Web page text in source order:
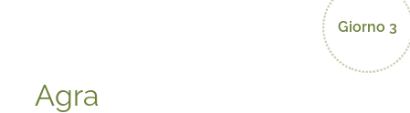
Giorno 3
Agra